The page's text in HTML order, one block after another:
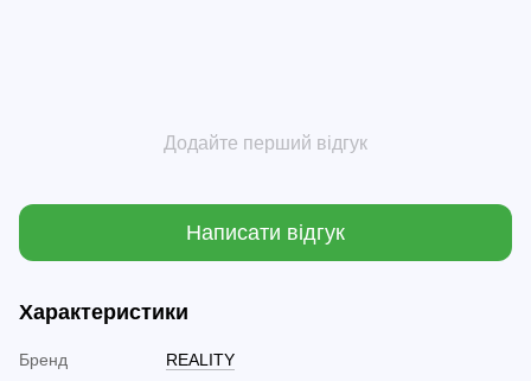
Додайте перший відгук
Написати відгук
Характеристики
Бренд
REALITY